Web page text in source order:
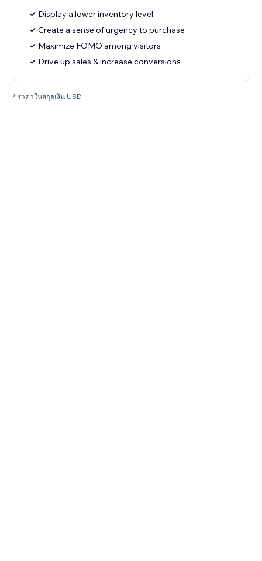
Display a lower inventory level
Create a sense of urgency to purchase
Maximize FOMO among visitors
Drive up sales & increase conversions
* ราคาในสกุลเงิน USD